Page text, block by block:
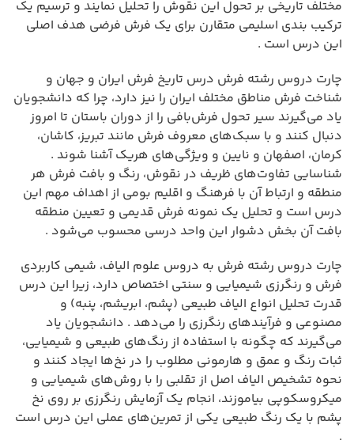
مختلف تاریخی بر تحول این نقوش را تحلیل نمایند و ترسیم یک
ترکیب بندی اسلیمی متقارن برای یک فرش فرضی هدف اصلی
این درس است .
چارت دروس رشته فرش درس تاریخ فرش ایران و جهان و
شناخت فرش مناطق مختلف ایران را نیز دارد، چرا که دانشجویان
یاد می‌گیرند سیر تحول فرش‌بافی را از دوران باستان تا امروز
دنبال کنند و با سبک‌های معروف فرش مانند تبریز، کاشان،
کرمان، اصفهان و نایین و ویژگی‌های هریک آشنا شوند .
شناسایی تفاوت‌های ظریف در نقوش، رنگ و بافت فرش هر
منطقه و ارتباط آن با فرهنگ و اقلیم بومی از اهداف مهم این
درس است و تحلیل یک نمونه فرش قدیمی و تعیین منطقه
بافت آن بخش دشوار این واحد درسی محسوب می‌شود .
چارت دروس رشته فرش به دروس علوم الیاف، شیمی کاربردی
فرش و رنگرزی شیمیایی و سنتی اختصاص دارد، زیرا این درس
قدرت تحلیل انواع الیاف طبیعی (پشم، ابریشم، پنبه) و
مصنوعی و فرآیندهای رنگرزی را می‌دهد . دانشجویان یاد
می‌گیرند که چگونه با استفاده از رنگ‌های طبیعی و شیمیایی،
ثبات رنگ و عمق و هارمونی مطلوب را در نخ‌ها ایجاد کنند و
نحوه تشخیص الیاف اصل از تقلبی را با روش‌های شیمیایی و
میکروسکوپی بیاموزند، انجام یک آزمایش رنگرزی بر روی نخ
پشم با یک رنگ طبیعی یکی از تمرین‌های عملی این درس است
.